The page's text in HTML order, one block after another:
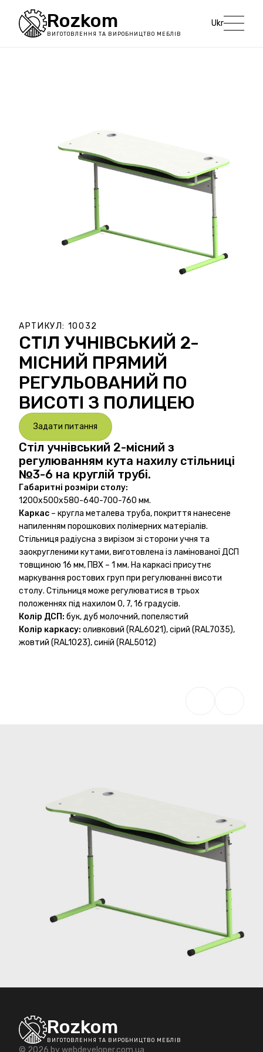
Rozkom
ВИГОТОВЛЕННЯ ТА ВИРОБНИЦТВО МЕБЛІВ
Ukr
АРТИКУЛ: 10032
СТІЛ УЧНІВСЬКИЙ 2-
МІСНИЙ ПРЯМИЙ
РЕГУЛЬОВАНИЙ ПО
ВИСОТІ З ПОЛИЦЕЮ
Задати питання
Стіл учнівський 2-місний з
регулюванням кута нахилу стільниці
№3-6 на круглій трубі.
Габаритні розміри столу:
1200х500х580-640-700-760 мм.
Каркас – кругла металева труба, покриття нанесене
напиленням порошкових полімерних матеріалів.
Стільниця радіусна з вирізом зі сторони учня та
заокругленими кутами, виготовлена із ламінованої ДСП
товщиною 16 мм, ПВХ – 1 мм. На каркасі присутнє
маркування ростових груп при регулюванні висоти
столу. Стільниця може регулюватися в трьох
положеннях під нахилом 0, 7, 16 градусів.
Колір ДСП: бук, дуб молочний, попелястий
Колір каркасу: оливковий (RAL6021), сірий (RAL7035),
жовтий (RAL1023), синій (RAL5012)
Rozkom
ВИГОТОВЛЕННЯ ТА ВИРОБНИЦТВО МЕБЛІВ
© 2026 bywebdeveloper.com.ua